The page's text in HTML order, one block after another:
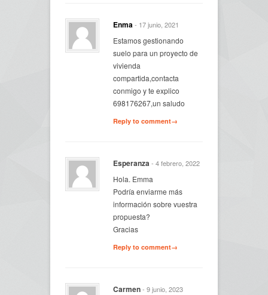
Enma- 17 junio, 2021
Estamos gestionando
suelo para un proyecto de
vivienda
compartida,contacta
conmigo y te explico
698176267,un saludo
Reply to comment→
Esperanza- 4 febrero, 2022
Hola. Emma
Podría enviarme más
información sobre vuestra
propuesta?
Gracias
Reply to comment→
Carmen- 9 junio, 2023